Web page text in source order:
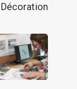
Décoration